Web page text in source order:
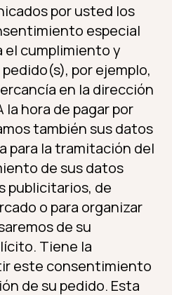
por usted los
especial
el cumplimiento y
por ejemplo,
en la dirección
hora de pagar por
también sus datos
para la tramitación del
de sus datos
publicitarios, de
o para organizar
de su
Tiene la
este consentimiento
de su pedido. Esta